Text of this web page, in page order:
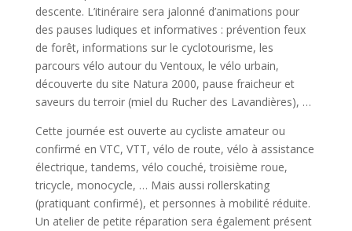
descente. L’itinéraire sera jalonné d’animations pour
des pauses ludiques et informatives : prévention feux
de forêt, informations sur le cyclotourisme, les
parcours vélo autour du Ventoux, le vélo urbain,
découverte du site Natura 2000, pause fraicheur et
saveurs du terroir (miel du Rucher des Lavandières), …
Cette journée est ouverte au cycliste amateur ou
confirmé en VTC, VTT, vélo de route, vélo à assistance
électrique, tandems, vélo couché, troisième roue,
tricycle, monocycle, … Mais aussi rollerskating
(pratiquant confirmé), et personnes à mobilité réduite.
Un atelier de petite réparation sera également présent